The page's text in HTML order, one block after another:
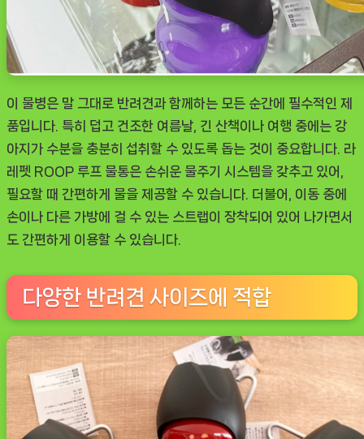
이 물병은 말 그대로 반려견과 함께하는 모든 순간에 필수적인 제
품입니다. 특히 덥고 건조한 여름날, 긴 산책이나 여행 중에는 강
아지가 수분을 충분히 섭취할 수 있도록 돕는 것이 중요합니다. 라
레펫 ROOP 루프 물통은 손쉬운 물주기 시스템을 갖추고 있어,
필요할 때 간편하게 물을 제공할 수 있습니다. 더불어, 이동 중에
손이나 다른 가방에 걸 수 있는 스트랩이 장착되어 있어 나가면서
도 간편하게 이용할 수 있습니다.
다양한 반려견 사이즈에 적합